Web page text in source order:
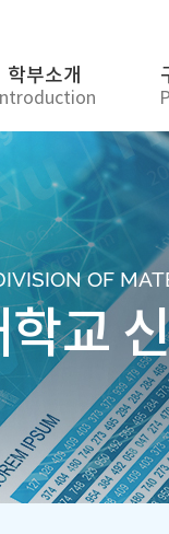
학부소개
Introduction
OF
교